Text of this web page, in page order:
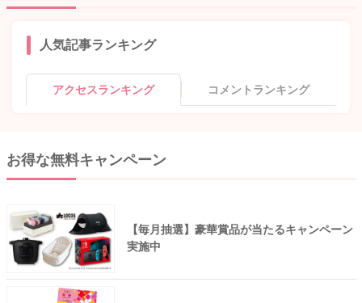
人気記事ランキング
アクセスランキング コメントランキング
お得な無料キャンペーン
【毎月抽選】豪華賞品が当たるキャンペーン
実施中